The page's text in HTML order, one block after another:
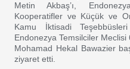
Metin Akbaş’ı,
Kooperatifler ve Küçük ve
Kamu İktisadi
Endonezya Temsilciler Meclisi
Mohamad Hekal Bawazier
ziyaret etti.